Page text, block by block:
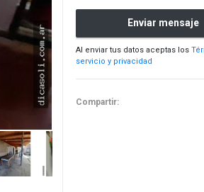
Enviar mensaje
Al enviar tus datos aceptas los
servicio y privacidad
Compartir: